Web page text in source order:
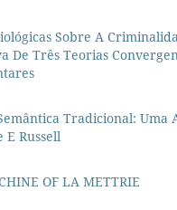
Sobre A
De Três Teorias
Tradicional: Uma
E Russell
OF LA METTRIE